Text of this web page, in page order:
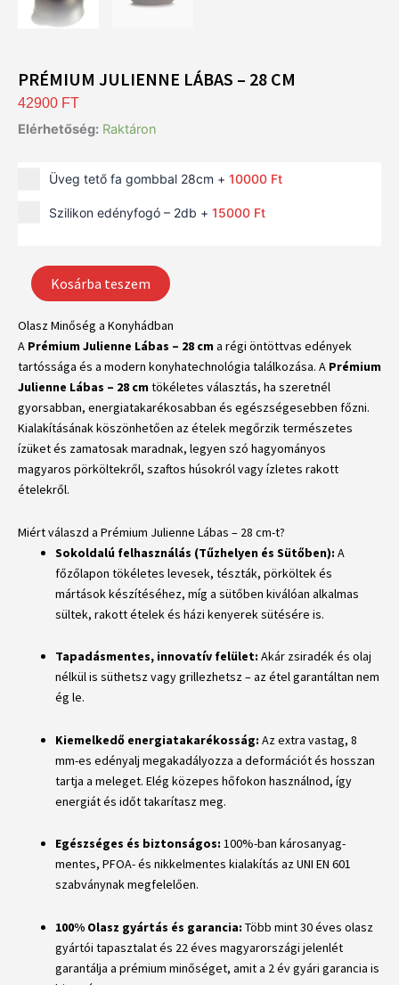
PRÉMIUM JULIENNE LÁBAS – 28 CM
42900 FT
Elérhetőség: Raktáron
Üveg tető fa gombbal 28cm + 10000 Ft
Szilikon edényfogó – 2db + 15000 Ft
Prémium
mennyiség
Kosárba teszem
Olasz Minőség a Konyhádban
A Prémium Julienne Lábas – 28 cm a régi öntöttvas edények
tartóssága és a modern konyhatechnológia találkozása. A Prémium
Julienne Lábas – 28 cm tökéletes választás, ha szeretnél
gyorsabban, energiatakarékosabban és egészségesebben főzni.
Kialakításának köszönhetően az ételek megőrzik természetes
ízüket és zamatosak maradnak, legyen szó hagyományos
magyaros pörköltekről, szaftos húsokról vagy ízletes rakott
ételekről.
Miért válaszd a Prémium Julienne Lábas – 28 cm-t?
Sokoldalú felhasználás (Tűzhelyen és Sütőben): A
főzőlapon tökéletes levesek, tészták, pörköltek és
mártások készítéséhez, míg a sütőben kiválóan alkalmas
sültek, rakott ételek és házi kenyerek sütésére is.
Tapadásmentes, innovatív felület: Akár zsiradék és olaj
nélkül is süthetsz vagy grillezhetsz – az étel garantáltan nem
ég le.
Kiemelkedő energiatakarékosság: Az extra vastag, 8
mm-es edényalj megakadályozza a deformációt és hosszan
tartja a meleget. Elég közepes hőfokon használnod, így
energiát és időt takarítasz meg.
Egészséges és biztonságos: 100%-ban károsanyag-
mentes, PFOA- és nikkelmentes kialakítás az UNI EN 601
szabványnak megfelelően.
100% Olasz gyártás és garancia: Több mint 30 éves olasz
gyártói tapasztalat és 22 éves magyarországi jelenlét
garantálja a prémium minőséget, amit a 2 év gyári garancia is